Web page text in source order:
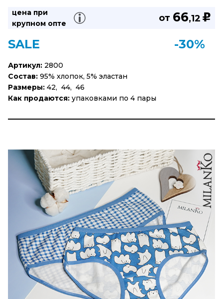
цена при
крупном опте
от 66,12 u
SALE -30%
Артикул: 2800
Состав: 95% хлопок, 5% эластан
Размеры: 42, 44, 46
Как продаются: упаковками по 4 пары